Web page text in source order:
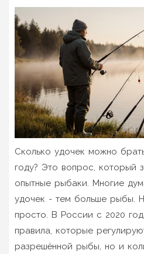
Сколько удочек можно
году? Это вопрос, который
опытные рыбаки. Многие
удочек - тем больше рыбы.
просто. В России с 2020
правила, которые
разрешённой рыбы, но и